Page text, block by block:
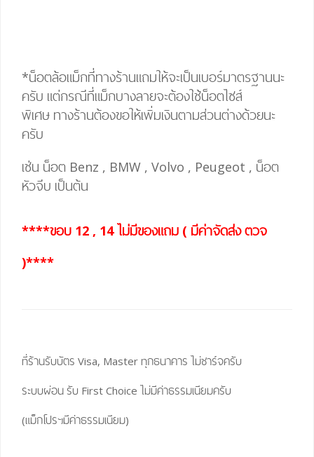
*น็อตล้อแม็กที่ทางร้านแถมให้จะเป็นเบอร์มาตรฐานนะ
ครับ แต่กรณีที่แม็กบางลายจะต้องใช้น็อตไซส์
พิเศษ ทางร้านต้องขอให้เพิ่มเงินตามส่วนต่างด้วยนะ
ครับ
เช่น น็อต Benz , BMW , Volvo , Peugeot , น็อต
หัวจีบ เป็นต้น
****ขอบ 12 , 14 ไม่มีของแถม ( มีค่าจัดส่ง ตวจ
)****
ที่ร้านรับบัตร Visa, Master ทุกธนาคาร ไม่ชาร์จครับ
ระบบผ่อน รับ First Choice ไม่มีค่าธรรมเนียมครับ
(แม็กโปรฯมีค่าธรรมเนียม)